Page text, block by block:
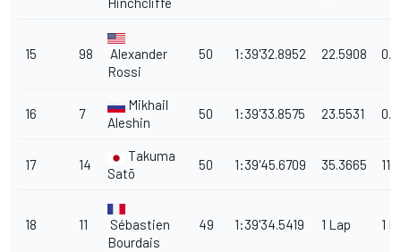
15 98
Alexander
Rossi
50 1:39'32.8952 22.5908
16 7
Mikhail
Aleshin
50 1:39'33.8575 23.5531
17 14
Takuma
Satō
50 1:39'45.6709 35.3665
18 11
Sébastien
Bourdais
49 1:39'34.5419 1 Lap 1